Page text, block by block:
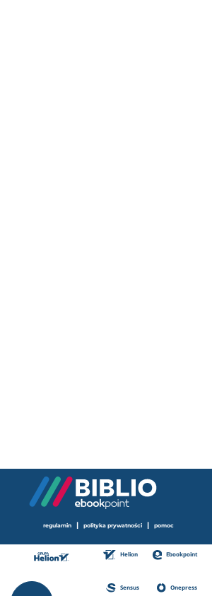
regulamin | polityka prywatności | pomoc
Helion Ebookpoint
Sensus Onepress